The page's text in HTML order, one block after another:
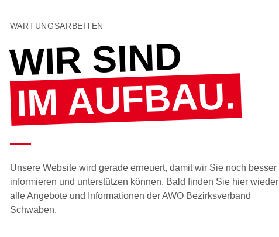
WARTUNGSARBEITEN
WIR SIND
IM AUFBAU.
Unsere Website wird gerade erneuert, damit wir Sie noch besser
informieren und unterstützen können. Bald finden Sie hier wieder
alle Angebote und Informationen der AWO Bezirksverband
Schwaben.